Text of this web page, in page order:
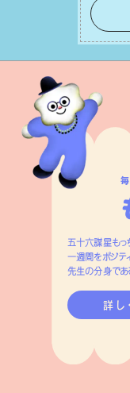
しょう。
って有
す。
五十六謀星もっ
一週間をポジテ
先生の分身であ
詳し